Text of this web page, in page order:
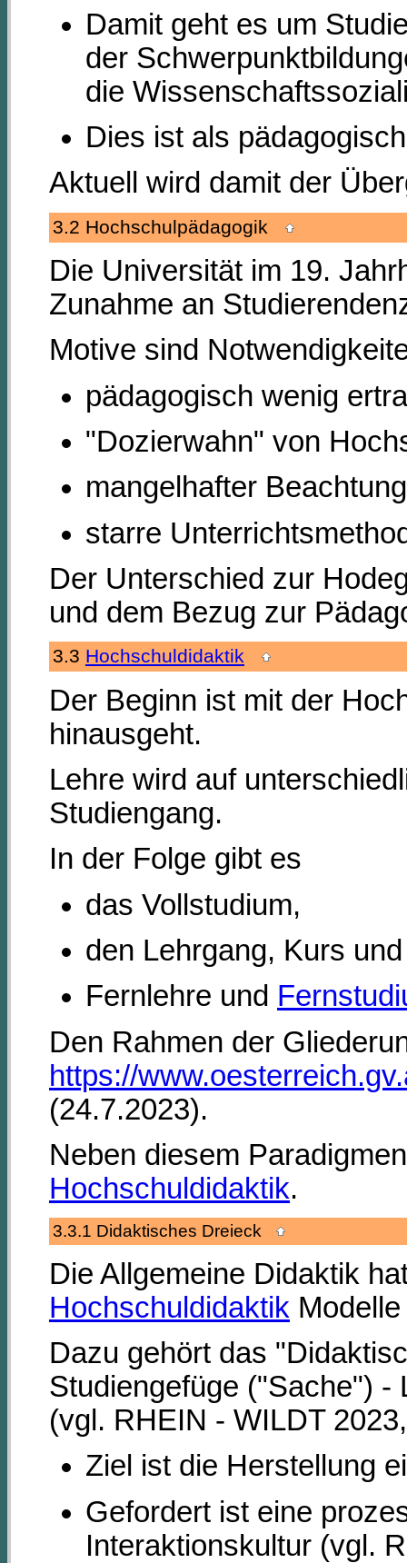
Damit geht es um
der
die
Dies ist als
Aktuell wird damit der
3.2 Hochschulpädagogik
Die Universität im 19.
Zunahme an
Motive sind
pädagogisch wenig
"Dozierwahn" von
mangelhafter
starre
Der Unterschied zur
und dem Bezug zur
3.3 Hochschuldidaktik
Der Beginn ist mit der
hinausgeht.
Lehre wird auf
Studiengang.
In der Folge gibt es
das Vollstudium,
den Lehrgang, Kurs und
Fernlehre und
Den Rahmen der
https://
(24.7.2023).
Neben diesem
Hochschuldidaktik.
3.3.1 Didaktisches Dreieck
Die Allgemeine Didaktik
Hochschuldidaktik
Dazu gehört das
Studiengefüge ("Sache") -
(vgl. RHEIN - WILDT
Ziel ist die Herstellung
Gefordert ist eine
Interaktionskultur (vgl.